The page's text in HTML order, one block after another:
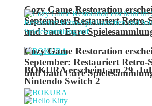
Cozy Game Restoration
September: Restauriert Retro-
und baut Eure
BOKURA erscheint am 29.
Nintendo Switch 2
Cozy Game Restoration
September: Restauriert Retro-
und baut Eure